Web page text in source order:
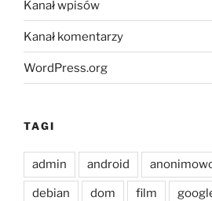
Kanał wpisów
Kanał komentarzy
WordPress.org
TAGI
admin android
debian dom film